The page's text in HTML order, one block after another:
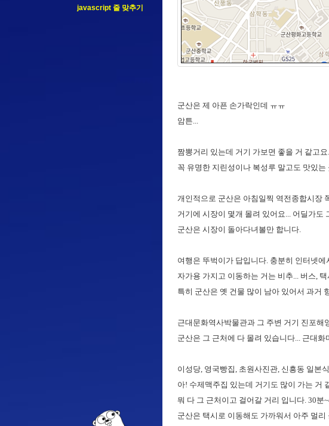
javascript 줄 맞추기
군산은 제 아픈 손가락인데 ㅠㅠ
암튼...
짬뽕거리 있는데 거기 가보면 좋을 거 같고
꼭 유명한 지린성이나 복성루 말고도 맛있는
개인적으로 군산은 아침일찍 역전종합시장
거기에 시장이 몇개 몰려 있어요... 어딜가도
군산은 시장이 돌아다녀볼만 합니다.
여행은 뚜벅이가 답입니다. 충분히 인터넷
자가용 가지고 이동하는 거는 비추... 버스,
특히 군산은 옛 건물 많이 남아 있어서 과거
근대문화역사박물관과 그 주변 거기 진포해
군산은 그 근처에 다 몰려 있습니다... 근대
이성당, 영국빵집, 초원사진관, 신흥동 일본
아! 수제맥주집 있는데 거기도 많이 가는 거
뭐 다 그 근처이고 걸어갈 거리 입니다. 30분
군산은 택시로 이동해도 가까워서 아주 멀